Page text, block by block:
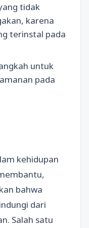
tidak
karena
terinstal pada
untuk
pada
kehidupan
bahwa
dari
Salah satu